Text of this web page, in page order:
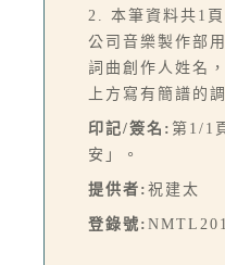
2. 本筆資料共1
公司音樂製作部
詞曲創作人姓名
上方寫有簡譜的
印記/簽名: 第1/1
安」。
提供者: 祝建太
登錄號: